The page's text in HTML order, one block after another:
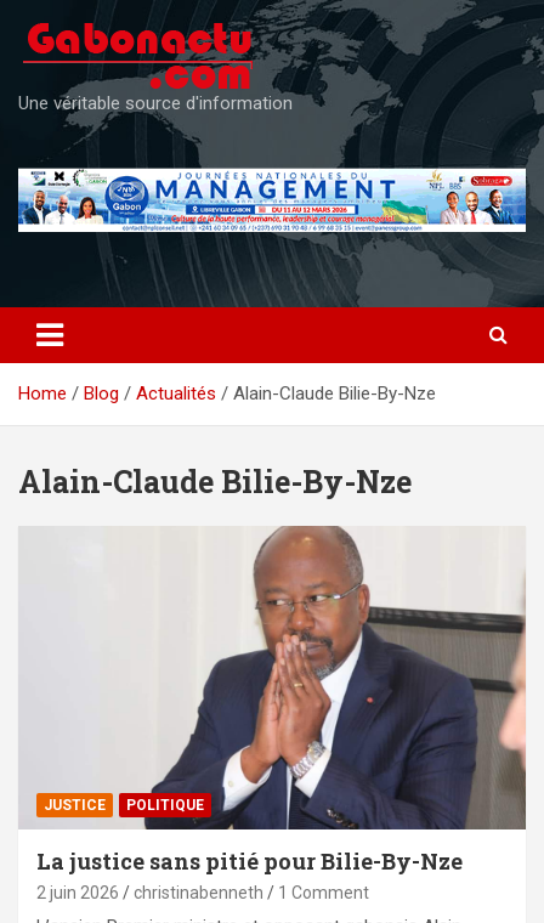
content
Une véritable source d'information
Home Blog Actualités Alain-Claude Bilie-By-Nze
Alain-Claude Bilie-By-Nze
JUSTICE POLITIQUE
La justice sans pitié pour Bilie-By-Nze
2 juin 2026 christinabenneth 1 Comment